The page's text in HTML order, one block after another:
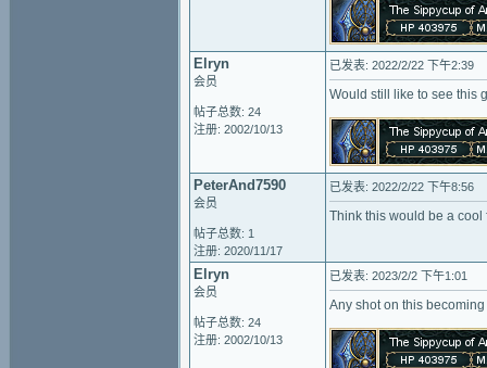
Elryn
会员
帖子总数: 24
注册: 2002/10/13
已发表: 2022/2/22 下午2:39
Would still like to see this
PeterAnd7590
会员
帖子总数: 1
注册: 2020/11/17
已发表: 2022/2/22 下午8:56
Think this would be a cool
Elryn
会员
帖子总数: 24
注册: 2002/10/13
已发表: 2023/2/2 下午1:01
Any shot on this